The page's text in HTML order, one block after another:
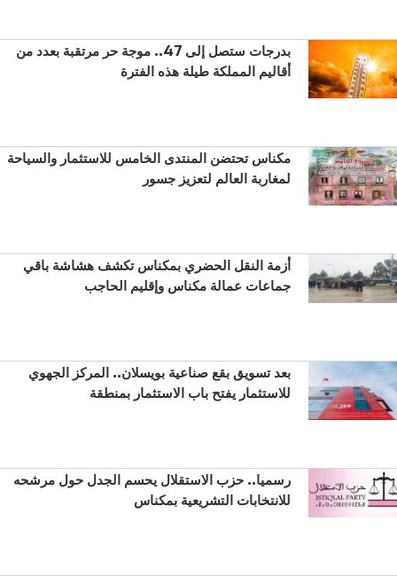
بدرجات ستصل إلى 47.. موجة حر مرتقبة بعدد من
أقاليم المملكة طيلة هذه الفترة
مكناس تحتضن المنتدى الخامس للاستثمار والسياحة
لمغاربة العالم لتعزيز جسور
أزمة النقل الحضري بمكناس تكشف هشاشة باقي
جماعات عمالة مكناس وإقليم الحاجب
بعد تسويق بقع صناعية بويسلان.. المركز الجهوي
للاستثمار يفتح باب الاستثمار بمنطقة
رسميا.. حزب الاستقلال يحسم الجدل حول مرشحه
للانتخابات التشريعية بمكناس